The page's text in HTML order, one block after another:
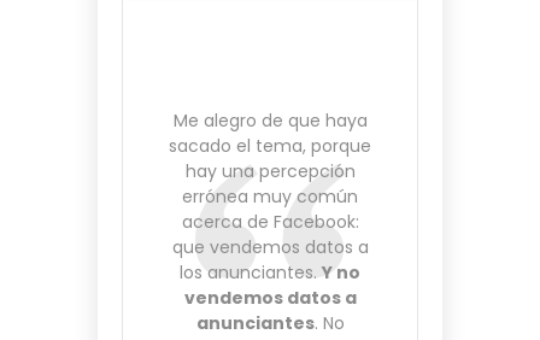
Me alegro de que haya
sacado el tema, porque
hay una percepción
errónea muy común
acerca de Facebook:
que vendemos datos a
los anunciantes.Y no
vendemos datos a
anunciantes. No